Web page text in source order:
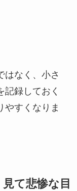
はなく、小さ
記録しておく
やすくなりま
て悲惨な目